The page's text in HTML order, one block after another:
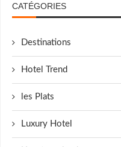
CATÉGORIES
Destinations
Hotel Trend
les Plats
Luxury Hotel